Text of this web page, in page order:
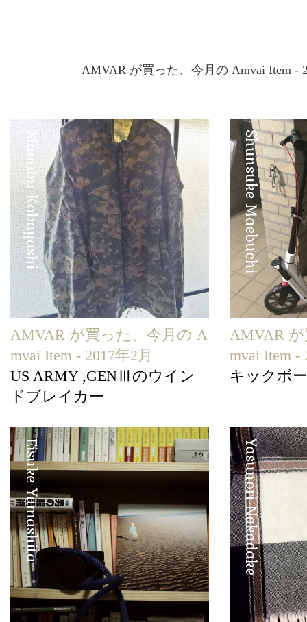
AMVAR が買った、今月の Amvai Item -
Manabu Kobayashi
AMVAR が買った、今月の A
mvai Item - 2017年2月
US ARMY ,GENⅢのウイン
ドブレイカー
Shunsuke Maebuchi
AMVAR
mvai Item -
キックボ
Eisuke Yamashita Yasunori Nakadake